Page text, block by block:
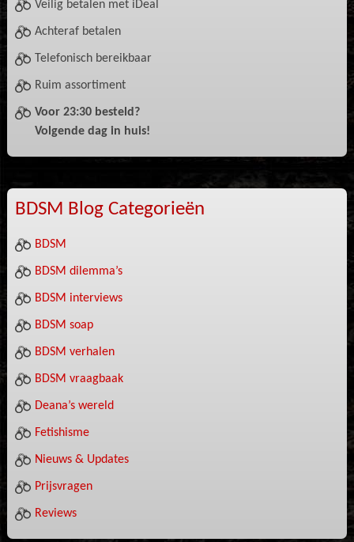
Veilig betalen met iDeal
Achteraf betalen
Telefonisch bereikbaar
Ruim assortiment
Voor 23:30 besteld?
Volgende dag in huis!
BDSM Blog Categorieën
BDSM
BDSM dilemma’s
BDSM interviews
BDSM soap
BDSM verhalen
BDSM vraagbaak
Deana’s wereld
Fetishisme
Nieuws & Updates
Prijsvragen
Reviews